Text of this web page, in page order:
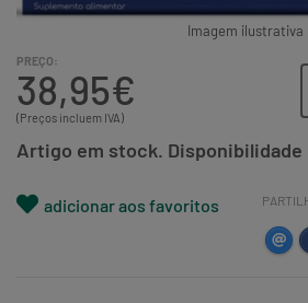
Imagem ilustrativa
PREÇO:
38,95€
(Preços incluem IVA)
Artigo em stock.
adicionar aos favoritos